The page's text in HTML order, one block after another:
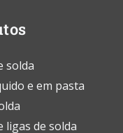
solda
e em pasta
ligas de solda